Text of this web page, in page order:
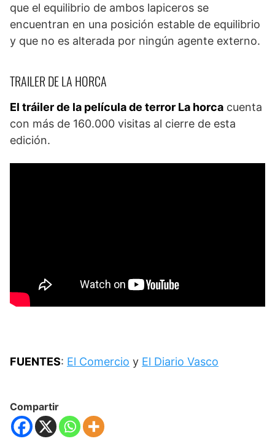
que el equilibrio de ambos lapiceros se
encuentran en una posición estable de equilibrio
y que no es alterada por ningún agente externo.
TRAILER DE LA HORCA
El tráiler de la película de terror La horca cuenta
con más de 160.000 visitas al cierre de esta
edición.
FUENTES: El Comercio y El Diario Vasco
Compartir